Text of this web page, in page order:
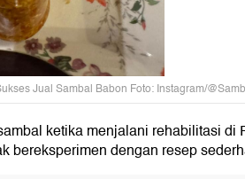
Jual Sambal Babon Foto: Instagram/
ketika menjalani rehabilitasi di
bereksperimen dengan resep